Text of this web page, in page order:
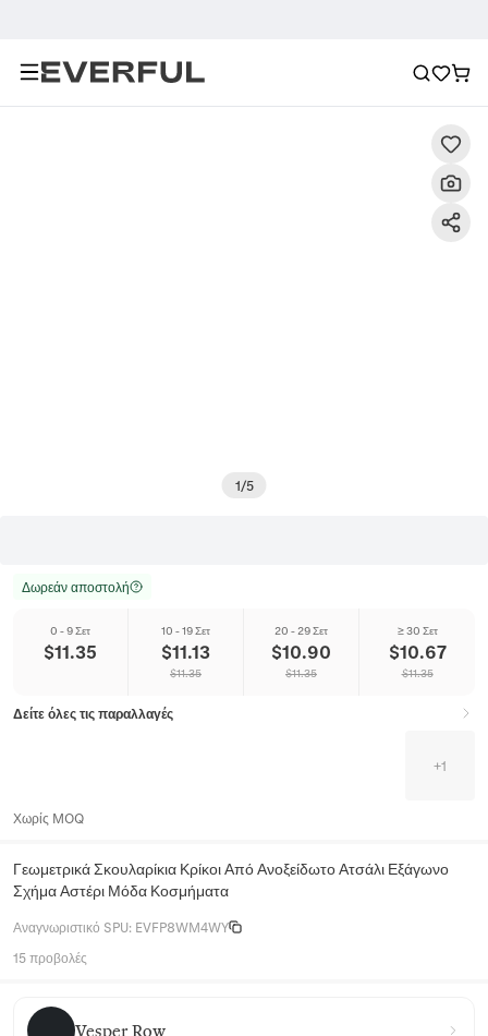
1/5
Δωρεάν αποστολή
0 - 9 Σετ
$11.35
10 - 19 Σετ
$11.13
$11.35
20 - 29 Σετ
$10.90
$11.35
≥ 30 Σετ
$10.67
$11.35
Δείτε όλες τις παραλλαγές
+1
Χωρίς MOQ
Γεωμετρικά Σκουλαρίκια Κρίκοι Από Ανοξείδωτο Ατσάλι Εξάγωνο
Σχήμα Αστέρι Μόδα Κοσμήματα
Αναγνωριστικό SPU: EVFP8WM4WY
15 προβολές
Vesper Row
Vesper Row